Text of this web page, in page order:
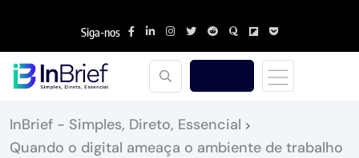
Siga-nos
InBrief - Simples, Direto, Essencial >
Quando o digital ameaça o ambiente de trabalho